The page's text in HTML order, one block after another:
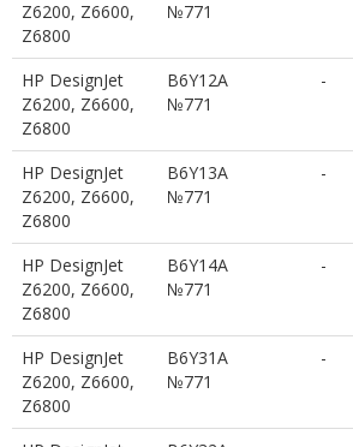
Z6200, Z6600,
Z6800
№771
HP DesignJet
Z6200, Z6600,
Z6800
B6Y12A
№771
-
HP DesignJet
Z6200, Z6600,
Z6800
B6Y13A
№771
-
HP DesignJet
Z6200, Z6600,
Z6800
B6Y14A
№771
-
HP DesignJet
Z6200, Z6600,
Z6800
B6Y31A
№771
-